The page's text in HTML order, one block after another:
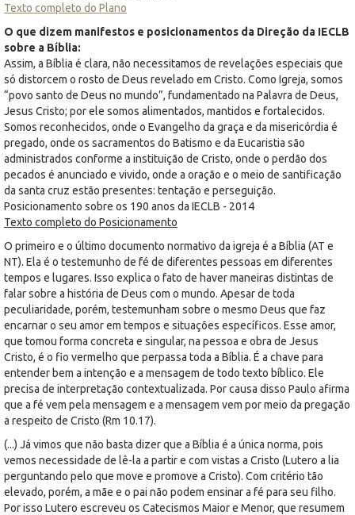
Texto completo do Plano
O que dizem manifestos e posicionamentos da Direção da IECLB
sobre a Bíblia:
Assim, a Bíblia é clara, não necessitamos de revelações especiais que
só distorcem o rosto de Deus revelado em Cristo. Como Igreja, somos
“povo santo de Deus no mundo”, fundamentado na Palavra de Deus,
Jesus Cristo; por ele somos alimentados, mantidos e fortalecidos.
Somos reconhecidos, onde o Evangelho da graça e da misericórdia é
pregado, onde os sacramentos do Batismo e da Eucaristia são
administrados conforme a instituição de Cristo, onde o perdão dos
pecados é anunciado e vivido, onde a oração e o meio de santificação
da santa cruz estão presentes: tentação e perseguição.
Posicionamento sobre os 190 anos da IECLB - 2014
Texto completo do Posicionamento
O primeiro e o último documento normativo da igreja é a Bíblia (AT e
NT). Ela é o testemunho de fé de diferentes pessoas em diferentes
tempos e lugares. Isso explica o fato de haver maneiras distintas de
falar sobre a história de Deus com o mundo. Apesar de toda
peculiaridade, porém, testemunham sobre o mesmo Deus que faz
encarnar o seu amor em tempos e situações específicos. Esse amor,
que tomou forma concreta e singular, na pessoa e obra de Jesus
Cristo, é o fio vermelho que perpassa toda a Bíblia. É a chave para
entender bem a intenção e a mensagem de todo texto bíblico. Ele
precisa de interpretação contextualizada. Por causa disso Paulo afirma
que a fé vem pela mensagem e a mensagem vem por meio da pregação
a respeito de Cristo (Rm 10.17).
(...) Já vimos que não basta dizer que a Bíblia é a única norma, pois
vemos necessidade de lê-la a partir e com vistas a Cristo (Lutero a lia
perguntando pelo que move e promove a Cristo). Com critério tão
elevado, porém, a mãe e o pai não podem ensinar a fé para seu filho.
Por isso Lutero escreveu os Catecismos Maior e Menor, que resumem